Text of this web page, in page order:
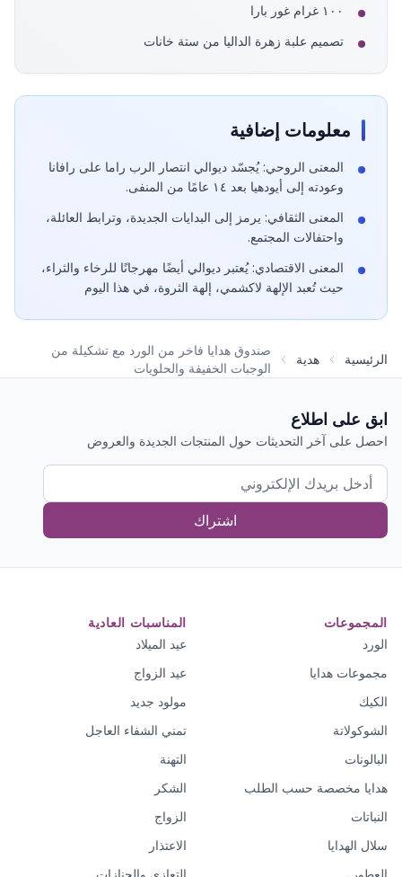
١٠٠ غرام غور بارا
تصميم علبة زهرة الداليا من ستة خانات
معلومات إضافية
المعنى الروحي: يُجسّد ديوالي انتصار الرب راما على رافانا
وعودته إلى أيودهيا بعد ١٤ عامًا من المنفى.
المعنى الثقافي: يرمز إلى البدايات الجديدة، وترابط العائلة،
واحتفالات المجتمع.
المعنى الاقتصادي: يُعتبر ديوالي أيضًا مهرجانًا للرخاء والثراء،
حيث تُعبد الإلهة لاكشمي، إلهة الثروة، في هذا اليوم
الرئيسية هدية
صندوق هدايا فاخر من الورد مع تشكيلة من
الوجبات الخفيفة والحلويات
ابق على اطلاع
احصل على آخر التحديثات حول المنتجات الجديدة والعروض
اشتراك
المجموعات
الورد
مجموعات هدايا
الكيك
الشوكولاتة
البالونات
هدايا مخصصة حسب الطلب
النباتات
سلال الهدايا
العطور
المناسبات العادية
عيد الميلاد
عيد الزواج
مولود جديد
تمني الشفاء العاجل
التهنة
الشكر
الزواج
الاعتذار
التعازي والجنازات